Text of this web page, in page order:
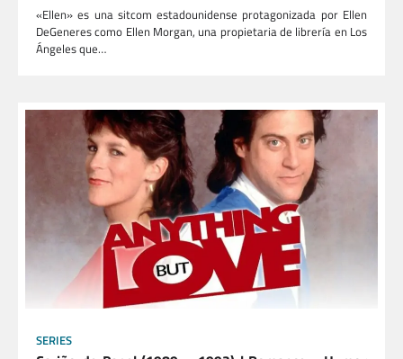
«Ellen» es una sitcom estadounidense protagonizada por Ellen
DeGeneres como Ellen Morgan, una propietaria de librería en Los
Ángeles que…
SERIES